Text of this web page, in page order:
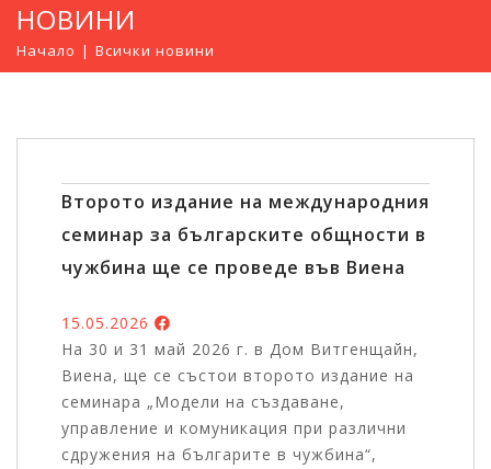
НОВИНИ
Начало Всички новини
Второто издание на международния
семинар за българските общности в
чужбина ще се проведе във Виена
15.05.2026
На 30 и 31 май 2026 г. в Дом Витгенщайн,
Виена, ще се състои второто издание на
семинара „Модели на създаване,
управление и комуникация при различни
сдружения на българите в чужбина“,